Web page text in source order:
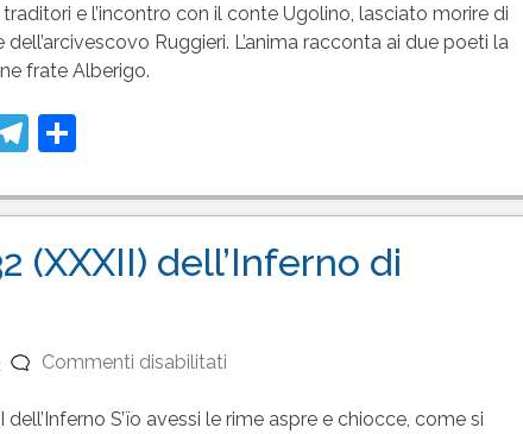
del
canto
e l’incontro con il conte Ugolino, lasciato morire di
Ruggieri. L’anima racconta ai due poeti la
frate Alberigo.
Telegram
Condividi
(XXXII) dell’Inferno di
Commenti disabilitatisu
del
S’ïo avessi le rime aspre e chiocce, come si